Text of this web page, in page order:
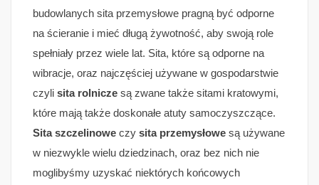
budowlanych sita przemysłowe pragną być odporne
na ścieranie i mieć długą żywotność, aby swoją role
spełniały przez wiele lat. Sita, które są odporne na
wibracje, oraz najczęściej używane w gospodarstwie
czyli sita rolnicze są zwane także sitami kratowymi,
które mają także doskonałe atuty samoczyszczące.
Sita szczelinowe czy sita przemysłowe są używane
w niezwykle wielu dziedzinach, oraz bez nich nie
moglibyśmy uzyskać niektórych końcowych